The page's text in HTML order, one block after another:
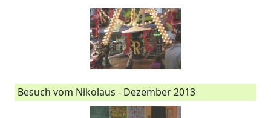
Besuch vom Nikolaus - Dezember 2013